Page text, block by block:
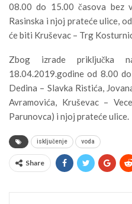
08.00 do 15.00 časova bez
Rasinska i njoj prateće ulice,
će biti Kruševac – Trg
Zbog izrade priključka
18.04.2019.godine od 8.00
Dedina – Slavka Ristića,
Avramovića, Kruševac –
Parunovca) i njoj prateće ulice.
isključenje voda
Share